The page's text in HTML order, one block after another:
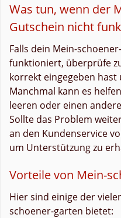
Was tun, wenn der
Gutschein nicht
Falls dein Mein-
funktioniert, überprüfe
korrekt eingegeben
Manchmal kann es
leeren oder einen
Sollte das Problem
an den Kundenservice
um Unterstützung zu
Vorteile von Mein-
Hier sind einige der
schoener-garten bietet: